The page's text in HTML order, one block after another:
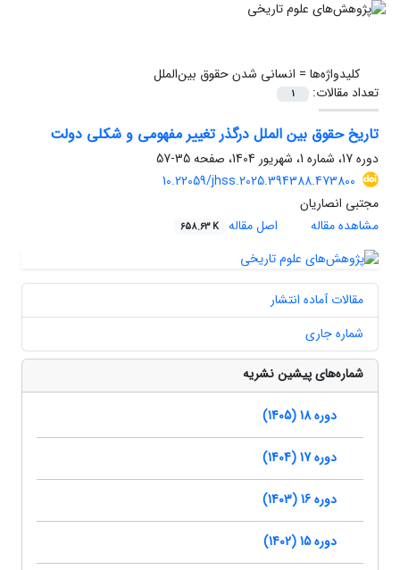
کلیدواژه‌ها = انسانی شدن حقوق بین‌الملل
تعداد مقالات:
1
تاریخ حقوق بین الملل درگذر تغییر مفهومی و شکلی دولت
دوره 17، شماره 1، شهریور 1404، صفحه
35-57
10.22059/jhss.2025.394388.473800
مجتبی انصاریان
مشاهده مقاله
اصل مقاله 658.63 K
مقالات آماده انتشار
شماره جاری
شماره‌های پیشین نشریه
دوره 18 (1405)
دوره 17 (1404)
دوره 16 (1403)
دوره 15 (1402)